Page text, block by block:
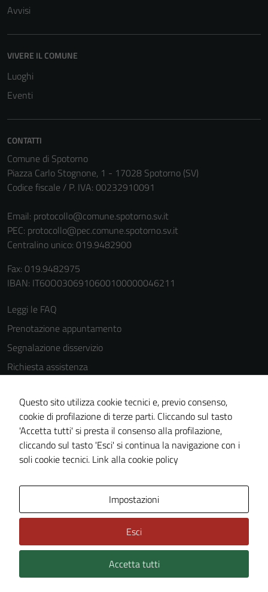
Avvisi
VIVERE IL COMUNE
Luoghi
Eventi
CONTATTI
Comune di Spotorno
Piazza Carlo Stognone, 1 - 17028 Spotorno (SV)
Codice fiscale / P. IVA: 00232910091
Email: protocollo@comune.spotorno.sv.it
PEC: protocollo@pec.comune.spotorno.sv.it
Centralino unico: 019.9482900
Fax: 019.9482975
IBAN: IT60O0306910600100000046211
Leggi le FAQ
Prenotazione appuntamento
Segnalazione disservizio
Richiesta assistenza
Informativa privacy
Cookie Policy
Note legali
Dichiarazione di accessibilità
Piano di miglioramento del sito
Statistiche sito web
Technical Design s.r.l.
Questo sito utilizza cookie tecnici e, previo consenso,
cookie di profilazione di terze parti. Cliccando sul tasto
'Accetta tutti' si presta il consenso alla profilazione,
cliccando sul tasto 'Esci' si continua la navigazione con i
soli cookie tecnici. Link alla cookie policy
Impostazioni
Esci
Accetta tutti